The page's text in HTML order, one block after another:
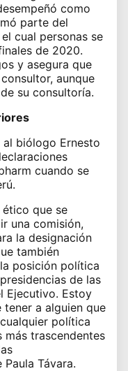
como
parte del
el cual personas se
de 2020.
y asegura que
aunque
su consultoría.
biólogo Ernesto
cuando se
que se
una comisión,
la designación
también
posición política
de las
Ejecutivo. Estoy
tener a alguien que
política
más trascendentes
Távara.